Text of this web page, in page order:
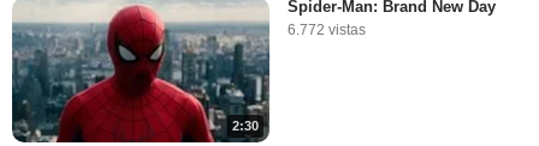
2:30
Spider-Man: Brand New Day
6.772 vistas